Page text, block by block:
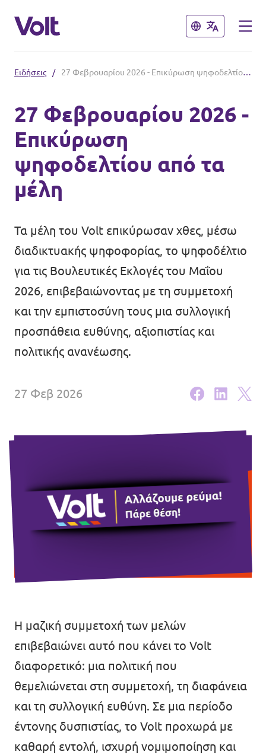
Κλείσιμο
Greek
Δείτε επίσης:
Κλείσιμο
Πολιτικές
Σχετικά με το Volt
Ειδήσεις
Εκδηλώσεις
Οικονομικά
Διαφάνεια
Ειδήσεις / 27 Φεβρουαρίου 2026 - Επικύρωση ψηφοδελτίου από τα μέλη
27 Φεβρουαρίου 2026 -
Επικύρωση
ψηφοδελτίου από τα
μέλη
Τα μέλη του Volt επικύρωσαν χθες, μέσω
διαδικτυακής ψηφοφορίας, το ψηφοδέλτιο
για τις Βουλευτικές Εκλογές του Μαΐου
2026, επιβεβαιώνοντας με τη συμμετοχή
και την εμπιστοσύνη τους μια συλλογική
προσπάθεια ευθύνης, αξιοπιστίας και
πολιτικής ανανέωσης.
27 Φεβ 2026
Η μαζική συμμετοχή των μελών
επιβεβαιώνει αυτό που κάνει το Volt
διαφορετικό: μια πολιτική που
θεμελιώνεται στη συμμετοχή, τη διαφάνεια
και τη συλλογική ευθύνη. Σε μια περίοδο
έντονης δυσπιστίας, το Volt προχωρά με
καθαρή εντολή, ισχυρή νομιμοποίηση και